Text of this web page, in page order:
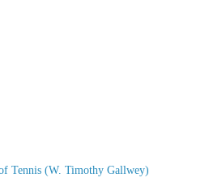
Tennis (W. Timothy Gallwey)